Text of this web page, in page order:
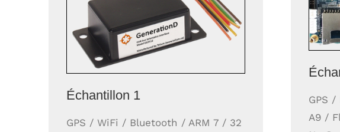
Échantillon 1
GPS / WiFi / Bluetooth / ARM 7 / 32
GPS
A9 /